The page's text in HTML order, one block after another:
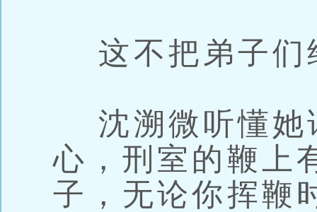
这不把弟子们
沈溯微听懂她
心，刑室的鞭上
子，无论你挥鞭